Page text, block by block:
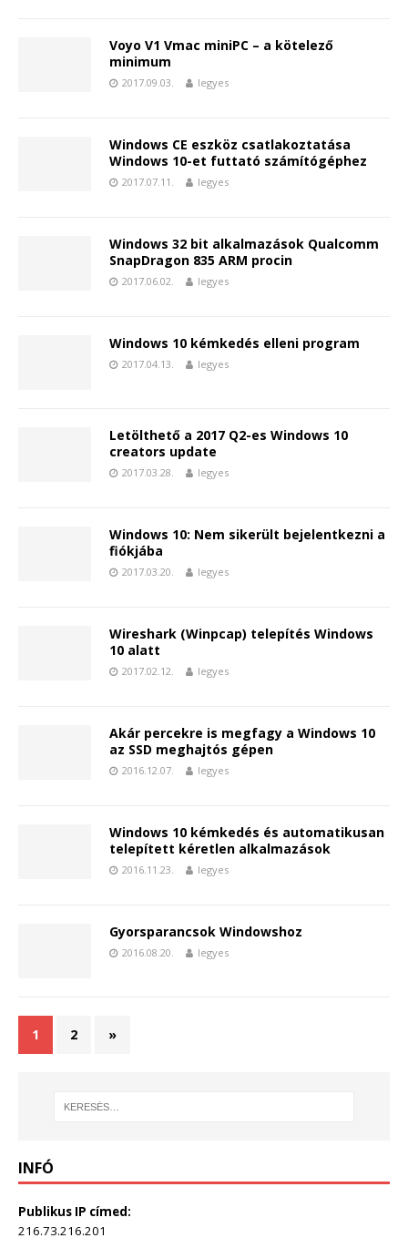
Voyo V1 Vmac miniPC – a kötelező
minimum
2017.09.03. legyes
Windows CE eszköz csatlakoztatása
Windows 10-et futtató számítógéphez
2017.07.11. legyes
Windows 32 bit alkalmazások Qualcomm
SnapDragon 835 ARM procin
2017.06.02. legyes
Windows 10 kémkedés elleni program
2017.04.13. legyes
Letölthető a 2017 Q2-es Windows 10
creators update
2017.03.28. legyes
Windows 10: Nem sikerült bejelentkezni a
fiókjába
2017.03.20. legyes
Wireshark (Winpcap) telepítés Windows
10 alatt
2017.02.12. legyes
Akár percekre is megfagy a Windows 10
az SSD meghajtós gépen
2016.12.07. legyes
Windows 10 kémkedés és automatikusan
telepített kéretlen alkalmazások
2016.11.23. legyes
Gyorsparancsok Windowshoz
2016.08.20. legyes
1 2 »
INFÓ
Publikus IP címed:
216.73.216.201